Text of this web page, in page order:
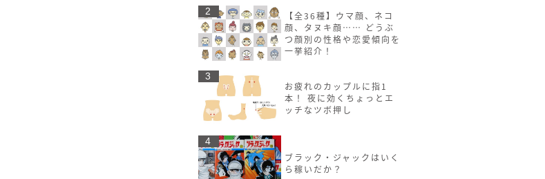
2
【全36種】ウマ顔、ネコ
顔、タヌキ顔…… どうぶ
つ顔別の性格や恋愛傾向を
一挙紹介！
3
お疲れのカップルに指1
本！ 夜に効くちょっとエ
ッチなツボ押し
4
ブラック・ジャックはいく
ら稼いだか？